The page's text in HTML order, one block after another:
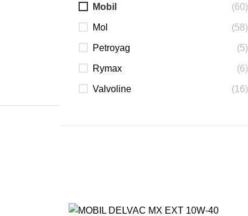
Mobil (60)
Mol (58)
Petroyag (5)
Rymax (6)
Valvoline (16)